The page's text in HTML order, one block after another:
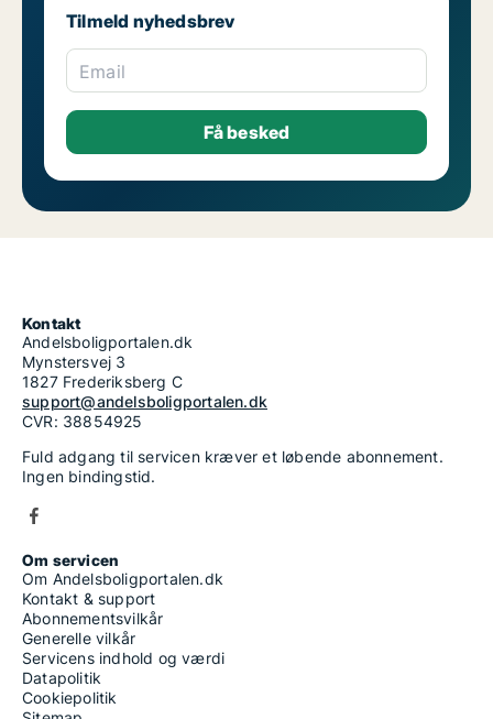
Tilmeld nyhedsbrev
Email
Kontakt
Andelsboligportalen.dk
Mynstersvej 3
1827 Frederiksberg C
support@andelsboligportalen.dk
CVR: 38854925
Fuld adgang til servicen kræver et løbende abonnement.
Ingen bindingstid.
Om servicen
Om Andelsboligportalen.dk
Kontakt & support
Abonnementsvilkår
Generelle vilkår
Servicens indhold og værdi
Datapolitik
Cookiepolitik